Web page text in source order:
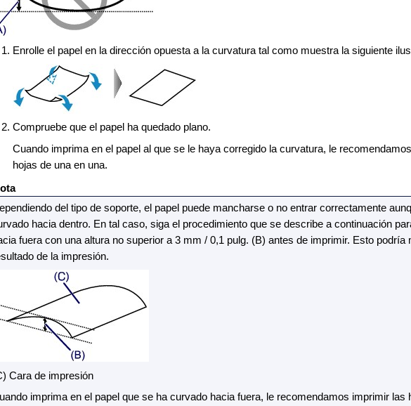
Enrolle el papel en la dirección opuesta a la curvatura tal como muestra la siguiente
Compruebe que el papel ha quedado plano.
Cuando imprima en el papel al que se le haya corregido la curvatura, le
hojas de una en una.
del tipo de soporte, el papel puede mancharse o no entrar correctamente
hacia dentro. En tal caso, siga el procedimiento que se describe a continuación
fuera con una altura no superior a 3 mm / 0,1 pulg. (B) antes de imprimir. Esto podría
de la impresión.
Cara de impresión
imprima en el papel que se ha curvado hacia fuera, le recomendamos imprimir las